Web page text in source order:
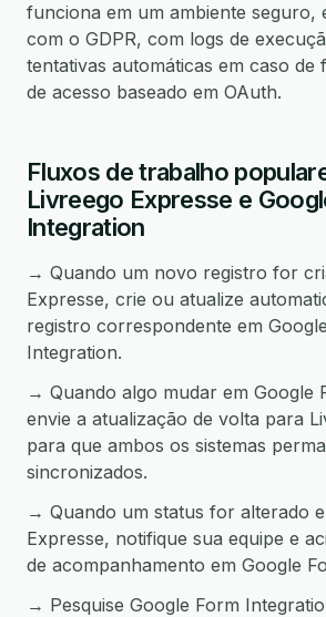
funciona em um ambiente seguro,
com o GDPR, com logs de
tentativas automáticas em caso de
de acesso baseado em OAuth.
Fluxos de trabalho
Livreego Expresse e
Integration
→ Quando um novo registro for
Expresse, crie ou atualize
registro correspondente em
Integration.
→ Quando algo mudar em Google
envie a atualização de volta para
para que ambos os sistemas
sincronizados.
→ Quando um status for alterado
Expresse, notifique sua equipe e
de acompanhamento em Google
→ Pesquise Google Form